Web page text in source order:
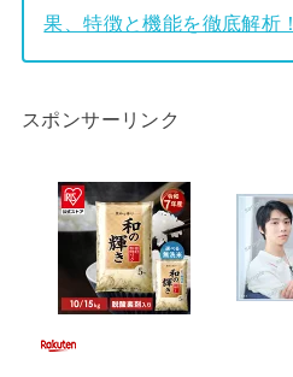
果、特徴と機能を徹底解析！
スポンサーリンク